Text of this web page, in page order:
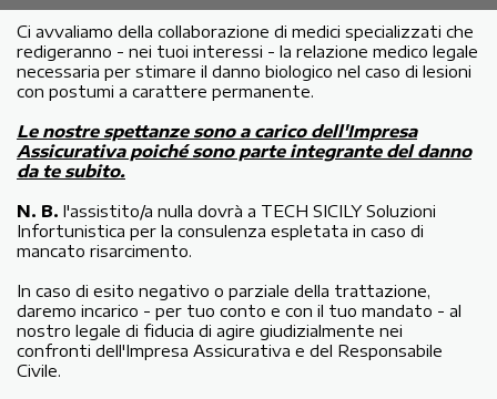
Ci avvaliamo della collaborazione di medici specializzati che
redigeranno - nei tuoi interessi - la relazione medico legale
necessaria per stimare il danno biologico nel caso di lesioni
con postumi a carattere permanente.
Le nostre spettanze sono a carico dell'Impresa
Assicurativa poiché sono parte integrante del danno
da te subito.
N. B. l'assistito/a nulla dovrà a TECH SICILY Soluzioni
Infortunistica per la consulenza espletata in caso di
mancato risarcimento.
In caso di esito negativo o parziale della trattazione,
daremo incarico - per tuo conto e con il tuo mandato - al
nostro legale di fiducia di agire giudizialmente nei
confronti dell'Impresa Assicurativa e del Responsabile
Civile.